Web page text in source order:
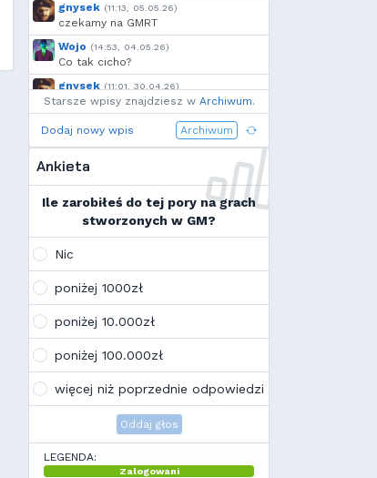
gnysek (11:13, 05.05.26)
czekamy na GMRT
Wojo (14:53, 04.05.26)
Co tak cicho?
gnysek (11:01, 30.04.26)
Grill panie, grill.
Wojo
(14:18, 29.04.26)
Jak planujecie spędzić najbliższą
Ja zainstalowałem sobie Linux mint
na swoim laptopie
Wojo
Tak, po zmianach gmclan przeżywa
wskazują, że ten rok będzie rokiem
Linuxa, rokiem odejścia od
discorda na rzecz forów
internetowych
K Kamilek
Ale klimat tu znowu wrócić!
Starsze wpisy znajdziesz w Archiwum.
Dodaj nowy wpis Archiwum
Ankieta
Ile zarobiłeś do tej pory na grach
stworzonych w GM?
Nic
poniżej 1000zł
poniżej 10.000zł
poniżej 100.000zł
więcej niż poprzednie odpowiedzi
Oddaj głos
LEGENDA:
Zalogowani